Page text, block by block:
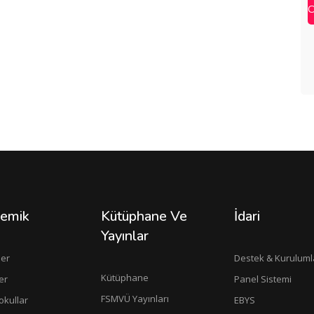
Kütüphane Ve
Yayınlar
Kütüphane
FSMVÜ Yayınları
İdari
Destek &
Panel Sistemi
EBYS